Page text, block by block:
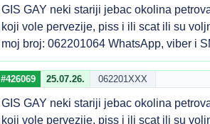
GIS GAY neki stariji jebac okolina
koji vole pervezije, piss i ili scat ili su
moj broj: 062201064 WhatsApp, viber i
#426069 25.07.26. 062201XXX
GIS GAY neki stariji jebac okolina
koji vole pervezije, piss i ili scat ili su